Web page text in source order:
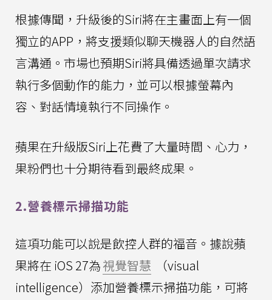
根據傳聞，升級後的Siri將在主畫面上有一個
獨立的APP，將支援類似聊天機器人的自然語
言溝通。市場也預期Siri將具備透過單次請求
執行多個動作的能力，並可以根據螢幕內
容、對話情境執行不同操作。
蘋果在升級版Siri上花費了大量時間、心力，
果粉們也十分期待看到最終成果。
2.營養標示掃描功能
這項功能可以說是飲控人群的福音。據說蘋
果將在 iOS 27為視覺智慧
（visual
intelligence）添加營養標示掃描功能，可將